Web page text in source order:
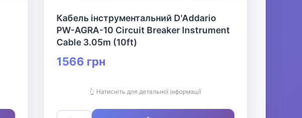
Кабель інструментальний D'Addario
PW-AGRA-10 Circuit Breaker Instrument
Cable 3.05m (10ft)
1566 грн
👆 Натисніть для детальної інформації